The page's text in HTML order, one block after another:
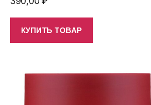
КУПИТЬ ТОВАР